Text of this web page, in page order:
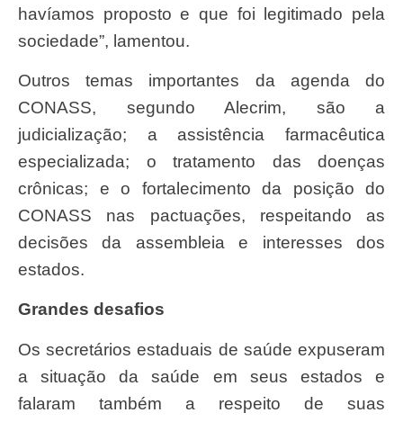
havíamos proposto e que foi legitimado pela
sociedade”, lamentou.
Outros temas importantes da agenda do
CONASS, segundo Alecrim, são a
judicialização; a assistência farmacêutica
especializada; o tratamento das doenças
crônicas; e o fortalecimento da posição do
CONASS nas pactuações, respeitando as
decisões da assembleia e interesses dos
estados.
Grandes desafios
Os secretários estaduais de saúde expuseram
a situação da saúde em seus estados e
falaram também a respeito de suas